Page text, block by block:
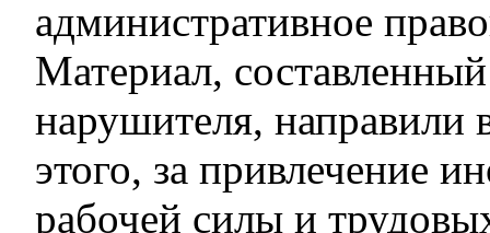
административное
Материал,
нарушителя, направили
этого, за привлечение
рабочей силы и